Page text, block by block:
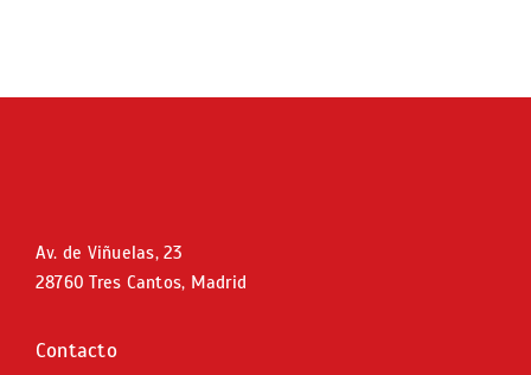
Av. de Viñuelas, 23
28760 Tres Cantos, Madrid
Contacto